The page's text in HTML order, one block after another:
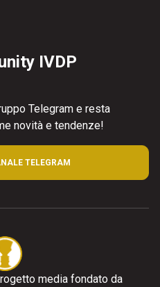
IVDP
Telegram e resta
novità e tendenze!
TELEGRAM
media fondato da